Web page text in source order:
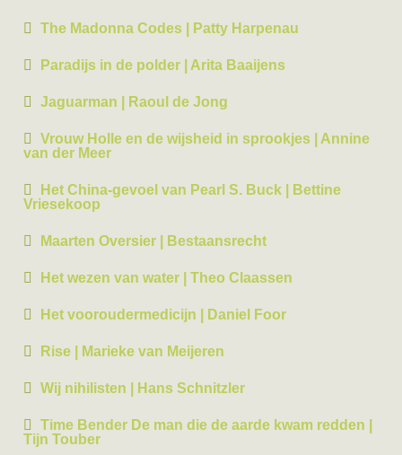
The Madonna Codes | Patty Harpenau
Paradijs in de polder | Arita Baaijens
Jaguarman | Raoul de Jong
Vrouw Holle en de wijsheid in sprookjes | Annine
van der Meer
Het China-gevoel van Pearl S. Buck | Bettine
Vriesekoop
Maarten Oversier | Bestaansrecht
Het wezen van water | Theo Claassen
Het vooroudermedicijn | Daniel Foor
Rise | Marieke van Meijeren
Wij nihilisten | Hans Schnitzler
Time Bender De man die de aarde kwam redden |
Tijn Touber